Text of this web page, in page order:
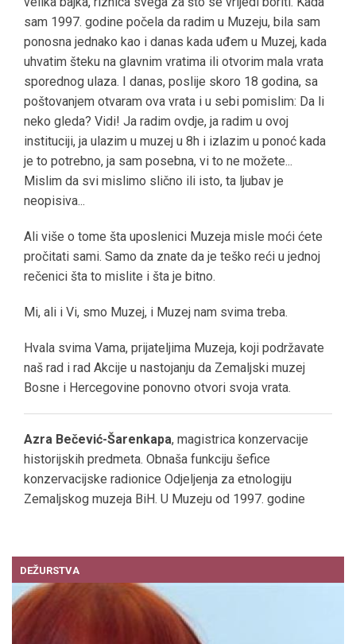
sam 1997. godine počela da radim u Muzeju, bila sam
ponosna jednako kao i danas kada uđem u Muzej, kada
uhvatim šteku na glavnim vratima ili otvorim mala vrata
sporednog ulaza. I danas, poslije skoro 18 godina, sa
poštovanjem otvaram ova vrata i u sebi pomislim: Da li
neko gleda? Vidi! Ja radim ovdje, ja radim u ovoj
instituciji, ja ulazim u muzej u 8h i izlazim u ponoć kada
je to potrebno, ja sam posebna, vi to ne možete...
Mislim da svi mislimo slično ili isto, ta ljubav je
neopisiva...
Ali više o tome šta uposlenici Muzeja misle moći ćete
pročitati sami. Samo da znate da je teško reći u jednoj
rečenici šta to mislite i šta je bitno.
Mi, ali i Vi, smo Muzej, i Muzej nam svima treba.
Hvala svima Vama, prijateljima Muzeja, koji podržavate
naš rad i rad Akcije u nastojanju da Zemaljski muzej
Bosne i Hercegovine ponovno otvori svoja vrata.
Azra Bečević-Šarenkapa, magistrica konzervacije
historijskih predmeta. Obnaša funkciju šefice
konzervacijske radionice Odjeljenja za etnologiju
Zemaljskog muzeja BiH. U Muzeju od 1997. godine
DEŽURSTVA